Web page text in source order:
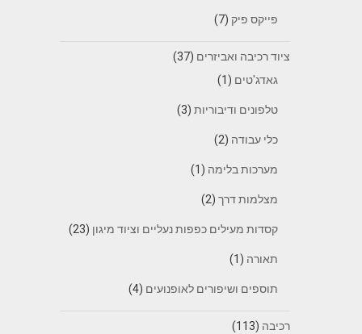
פייקס פיק (7)
ציוד רכיבה ואביזרים (37)
גאדג'טים (1)
טלפונים ודיבוריות(3)
כלי עבודה (2)
מערכות בלימה (1)
מצלמות דרך(2)
קסדות מעילים כפפות נעליים וציוד מיגון (23)
תאורה (1)
תוספים ושיפורים לאופנועים (4)
רכיבה (113)